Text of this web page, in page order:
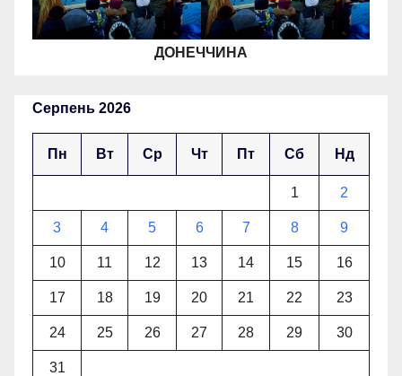
ДОНЕЧЧИНА
Серпень 2026
Пн Вт Ср Чт Пт Сб Нд
1 2
3 4 5 6 7 8 9
10 11 12 13 14 15 16
17 18 19 20 21 22 23
24 25 26 27 28 29 30
31